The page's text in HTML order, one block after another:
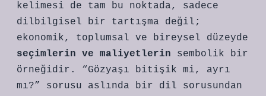
kelimesi de tam bu noktada, sadece
dilbilgisel bir tartışma değil;
ekonomik, toplumsal ve bireysel düzeyde
seçimlerin ve maliyetlerin sembolik bir
örneğidir. “Gözyaşı bitişik mi, ayrı
mı?” sorusu aslında bir dil sorusundan